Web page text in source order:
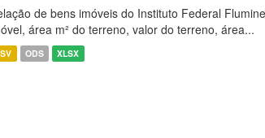
de bens imóveis do Instituto Federal
área m² do terreno, valor do terreno, área...
ODS XLSX